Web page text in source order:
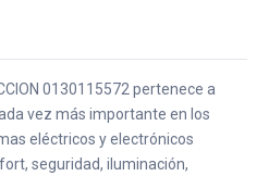
0130115572 pertenece a
vez más importante en los
eléctricos y electrónicos
seguridad, iluminación,